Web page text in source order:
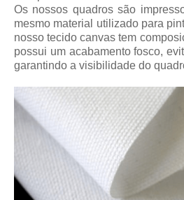
Os nossos quadros são
mesmo material utilizado para
nosso tecido canvas tem
possui um acabamento fosco,
garantindo a visibilidade do